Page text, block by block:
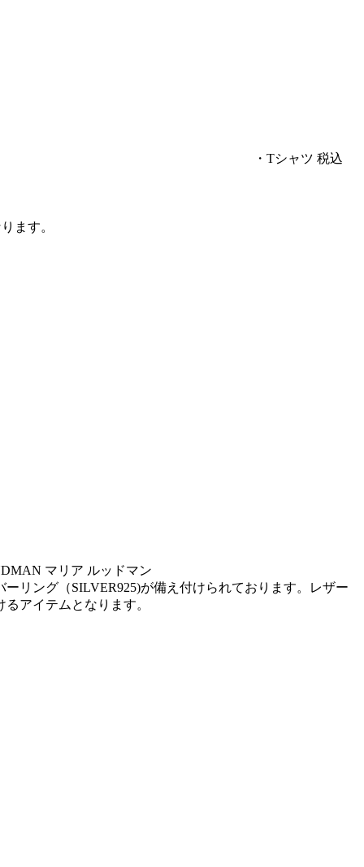
・Tシャツ 税込
ます。
マリア ルッドマン
リング（SILVER925)が備え付けられております。レザー
アイテムとなります。